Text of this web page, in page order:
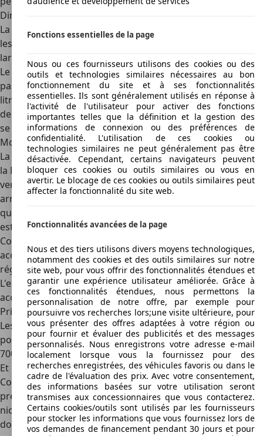
Dimensions
La BMW M8 Gran Coupé est légèrement plus longue que
les Coupé et Cabriolet
: une longueur de 5,10 mètres, une
largeur de 1,94 mètres et une hauteur de 1,42 mètres.
Le **volume du coffre ** de la BMW M8 Gran Coupé n’est
pas spécialement plus grand que les deux autres avec 440
litres au total. La M8 Coupé a droit à 420 litres et, en raison
de l'espace prévu pour la structure du toit, la M8 Cabriolet
se contente de 350 litres.
Modèles
La BMW M8 Gran Coupé est disponible en deux versions :
la M8 Gran Coupé et la M8 Gran Coupé Competition. La
version de base reçoit lepare-chocs avant et le pare-chocs
arrière M à découpe plus profonde avec diffuseur
que l'échappement double de chaque côté. De série, la M8
est équipée de jantes de 19 pouces. La M8 Gran Coupé
Competition bénéficie non seulement d'une puissance
accrue, mais aussi d'une suspension et d'une direction
réglées différemment, et de jantes de 20 pouces de série.
L'extérieur reçoit également un échappement sport et des
accents noirs brillants au lieu d'accents chromés.
Prix neuf et d'occasion
Les
prix cataloguede la BMW M8 commencent à 159 200 €
pour la M8 Gran Coupé. La version Compétition coûte 176
700 €.
Et une fois de plus, les prix d'occasionde la BMW M8 Gran
Coupé bénéficient de laréputation précieuse des marques
premium allemandes. La M8 Gran Coupé est un produit de
niche plus important que la M3, la M4 ou la M5, l'offre est
donc relativement limitée. Néanmoins, vous pouvez
Fonctions essentielles de la page
Nous ou ces fournisseurs utilisons des cookies ou des
outils et technologies similaires nécessaires au bon
fonctionnement du site et à ses fonctionnalités
essentielles. Ils sont généralement utilisés en réponse à
l'activité de l'utilisateur pour activer des fonctions
importantes telles que la définition et la gestion des
informations de connexion ou des préférences de
confidentialité. L'utilisation de ces cookies ou
technologies similaires ne peut généralement pas être
désactivée. Cependant, certains navigateurs peuvent
bloquer ces cookies ou outils similaires ou vous en
avertir. Le blocage de ces cookies ou outils similaires peut
affecter la fonctionnalité du site web.
Fonctionnalités avancées de la page
Nous et des tiers utilisons divers moyens technologiques,
notamment des cookies et des outils similaires sur notre
site web, pour vous offrir des fonctionnalités étendues et
garantir une expérience utilisateur améliorée. Grâce à
ces fonctionnalités étendues, nous permettons la
personnalisation de notre offre, par exemple pour
poursuivre vos recherches lors;une visite ultérieure, pour
vous présenter des offres adaptées à votre région ou
pour fournir et évaluer des publicités et des messages
personnalisés. Nous enregistrons votre adresse e-mail
localement lorsque vous la fournissez pour des
recherches enregistrées, des véhicules favoris ou dans le
cadre de l'évaluation des prix. Avec votre consentement,
des informations basées sur votre utilisation seront
transmises aux concessionnaires que vous contacterez.
Certains cookies/outils sont utilisés par les fournisseurs
pour stocker les informations que vous fournissez lors de
vos demandes de financement pendant 30 jours et pour